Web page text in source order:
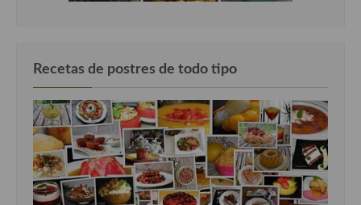
Recetas de postres de todo tipo